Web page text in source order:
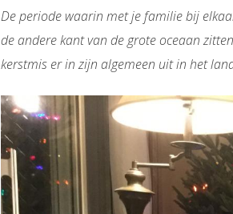
De periode waarin met je familie bij
de andere kant van de grote oceaan
kerstmis er in zijn algemeen uit in het